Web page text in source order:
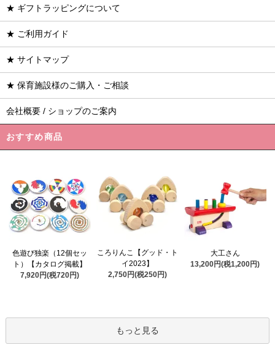
★ ギフトラッピングについて
★ ご利用ガイド
★ サイトマップ
★ 保育施設様のご購入・ご相談
会社概要 / ショップのご案内
おすすめ商品
色遊び独楽（12個セッ
ト）【カタログ掲載】
7,920円(税720円)
ころりんこ【グッド・ト
イ2023】
2,750円(税250円)
大工さん
13,200円(税1,200円)
もっと見る